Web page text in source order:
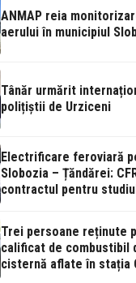
ANMAP reia
aerului în municipiul
Tânăr urmărit
polițiștii de Urziceni
Electrificare feroviară
Slobozia – Țăndărei:
contractul pentru
Trei persoane reținute
calificat de combustibil
cisternă aflate în stația